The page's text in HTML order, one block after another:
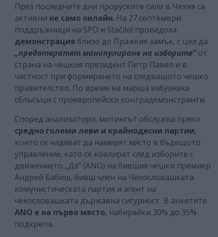
През последните дни проруските сили в Чехия са
активни не само онлайн. На 27 септември
поддръжници на SPD и Stačilo! проведоха
демонстрация близо до Пражкия замък, с цел да
„предотвратят манипулиране на изборите”от
страна на чешкия президент Петр Павел и в
частност при формирането на следващото чешко
правителство. По време на марша избухнаха
сблъсъци с проевропейски контрадемонстранти.
Според анализатори, митингът обслужва пряко
средно големи леви и крайнодесни партии,
които се надяват да намерят място в бъдещото
управление, като се коалират след изборите с
движението „Да“ (ANO) на бившия чешки премиер
Андрей Бабиш, бивш член на Чехословашката
комунистическата партия и агент на
чехословашката държавна сигурност В анкетите
ANO е на първо място, набирайки 30% до 35%
подкрепа.